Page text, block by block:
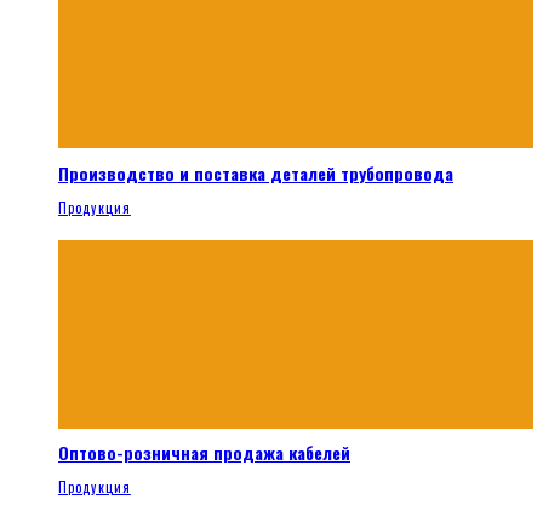
Производство и поставка деталей трубопровода
Продукция
Оптово-розничная продажа кабелей
Продукция